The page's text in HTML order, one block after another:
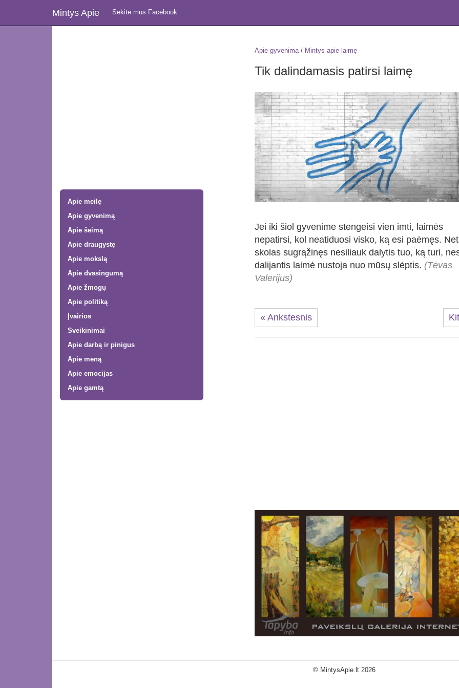
Mintys Apie Sekite mus Facebook
Apie meilę
Apie gyvenimą
Apie šeimą
Apie draugystę
Apie mokslą
Apie dvasingumą
Apie žmogų
Apie politiką
Įvairios
Sveikinimai
Apie darbą ir pinigus
Apie meną
Apie emocijas
Apie gamtą
Apie gyvenimą/ Mintys apie laimę
Tik dalindamasis patirsi laimę
Jei iki šiol gyvenime stengeisi vien imti, laimės
nepatirsi, kol neatiduosi visko, ką esi paėmęs.
skolas sugrąžinęs nesiliauk dalytis tuo, ką turi,
dalijantis laimė nustoja nuo mūsų slėptis. (Tėvas
Valerijus)
« Ankstesnis
© MintysApie.lt 2026